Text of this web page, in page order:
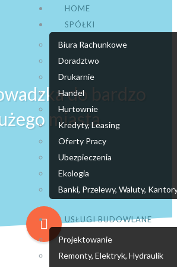
HOME
SPÓŁKI
Biura Rachunkowe
Doradztwo
Drukarnie
Handel
Hurtownie
Kredyty, Leasing
Oferty Pracy
Ubezpieczenia
Ekologia
Banki, Przelewy, Waluty,
USŁUGI BUDOWLANE
Projektowanie
Remonty, Elektryk, Hydraulik
do bardzo
miasta